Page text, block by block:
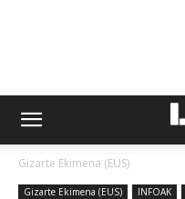
Gizarte Ekimena (EUS)
Gizarte Ekimena (EUS) INFOAK